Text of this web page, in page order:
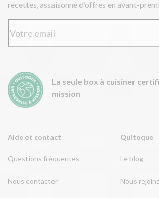
Aide et contact
Questions fréquentes
Nous contacter
Quitoque
Le blog
Nous
recettes, assaisonné d’offres en avant-
La seule box à cuisiner
mission